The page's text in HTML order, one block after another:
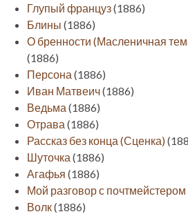
Глупый француз(1886)
Блины (1886)
О бренности (Масленичная
(1886)
Персона (1886)
Иван Матвеич(1886)
Ведьма (1886)
Отрава (1886)
Рассказ без конца (Сценка)
Шуточка (1886)
Агафья (1886)
Мой разговор с почтмейстером
Волк(1886)